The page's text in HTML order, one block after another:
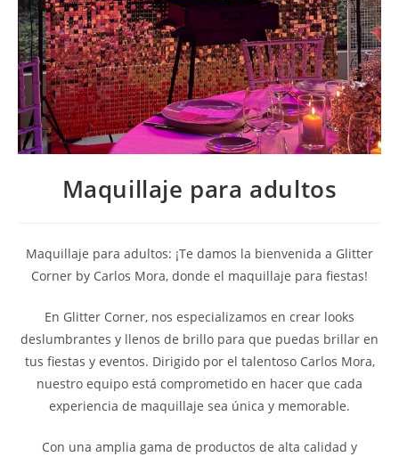
Maquillaje para adultos
Maquillaje para adultos: ¡Te damos la bienvenida a Glitter
Corner by Carlos Mora, donde el maquillaje para fiestas!
En Glitter Corner, nos especializamos en crear looks
deslumbrantes y llenos de brillo para que puedas brillar en
tus fiestas y eventos. Dirigido por el talentoso Carlos Mora,
nuestro equipo está comprometido en hacer que cada
experiencia de maquillaje sea única y memorable.
Con una amplia gama de productos de alta calidad y